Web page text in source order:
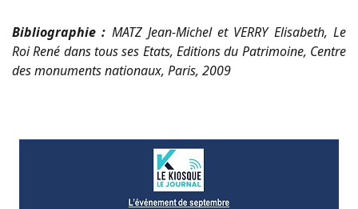
Bibliographie : MATZ Jean-Michel et VERRY Elisabeth, Le
Roi René dans tous ses Etats, Editions du Patrimoine, Centre
des monuments nationaux, Paris, 2009